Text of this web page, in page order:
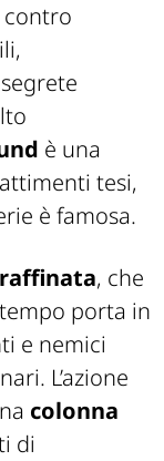
contro
è una
tesi,
è famosa.
, che
porta in
e nemici
L’azione
colonna
di